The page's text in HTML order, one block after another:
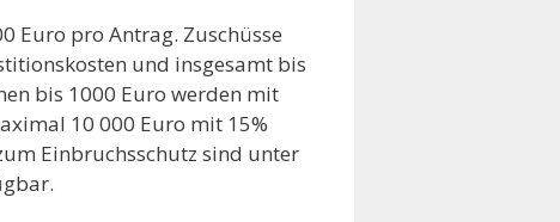
Euro pro Antrag. Zuschüsse
und insgesamt bis
bis 1000 Euro werden mit
10 000 Euro mit 15%
Einbruchsschutz sind unter